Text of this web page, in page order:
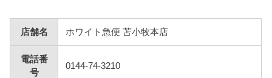
店舗名 ホワイト急便 苫小牧本店
電話番
号
0144-74-3210